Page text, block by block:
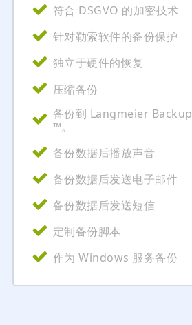
符合 DSGVO 的加密技术
针对勒索软件的备份保护
独立于硬件的恢复
压缩备份
备份到 Langmeier
™。
备份数据后播放声音
备份数据后发送电子邮件
备份数据后发送短信
定制备份脚本
作为 Windows 服务备份